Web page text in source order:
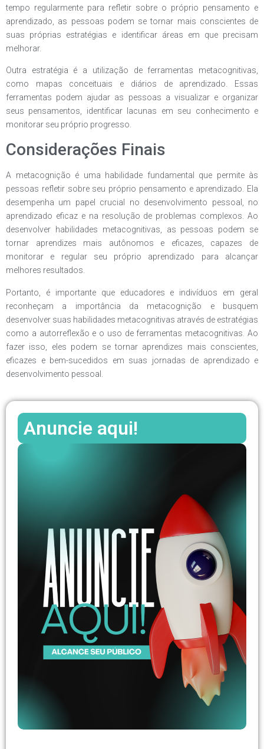
tempo regularmente para refletir sobre o próprio pensamento e
aprendizado, as pessoas podem se tornar mais conscientes de
suas próprias estratégias e identificar áreas em que precisam
melhorar.
Outra estratégia é a utilização de ferramentas metacognitivas,
como mapas conceituais e diários de aprendizado. Essas
ferramentas podem ajudar as pessoas a visualizar e organizar
seus pensamentos, identificar lacunas em seu conhecimento e
monitorar seu próprio progresso.
Considerações Finais
A metacognição é uma habilidade fundamental que permite às
pessoas refletir sobre seu próprio pensamento e aprendizado. Ela
desempenha um papel crucial no desenvolvimento pessoal, no
aprendizado eficaz e na resolução de problemas complexos. Ao
desenvolver habilidades metacognitivas, as pessoas podem se
tornar aprendizes mais autônomos e eficazes, capazes de
monitorar e regular seu próprio aprendizado para alcançar
melhores resultados.
Portanto, é importante que educadores e indivíduos em geral
reconheçam a importância da metacognição e busquem
desenvolver suas habilidades metacognitivas através de estratégias
como a autorreflexão e o uso de ferramentas metacognitivas. Ao
fazer isso, eles podem se tornar aprendizes mais conscientes,
eficazes e bem-sucedidos em suas jornadas de aprendizado e
desenvolvimento pessoal.
Anuncie aqui!